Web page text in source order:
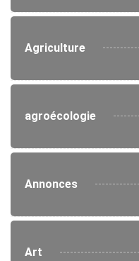
Agriculture
agroécologie
Annonces
Art